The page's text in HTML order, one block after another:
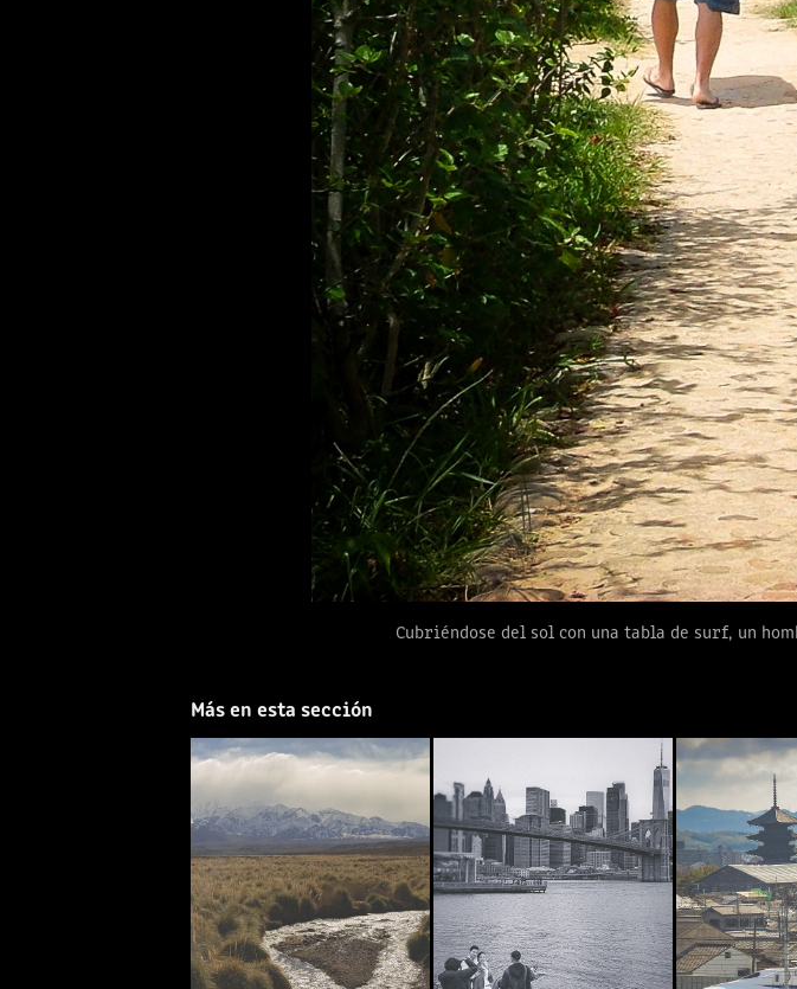
Cubriéndose del sol con una tabla de surf, un
Más en esta sección
USPALLATA SESIÓN DE FOTOS PAISAJE